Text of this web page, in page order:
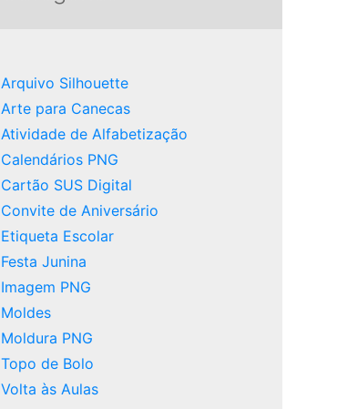
Arquivo Silhouette
Arte para Canecas
Atividade de Alfabetização
Calendários PNG
Cartão SUS Digital
Convite de Aniversário
Etiqueta Escolar
Festa Junina
Imagem PNG
Moldes
Moldura PNG
Topo de Bolo
Volta às Aulas